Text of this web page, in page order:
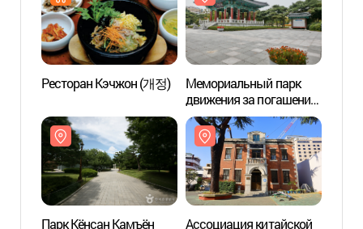
Ресторан Кэчжон (개정)
Мемориальный парк
движения за погашение
государственного долга
(국채보상운동기념공원)
Парк Кёнсан Камъён
Ассоциация китайской